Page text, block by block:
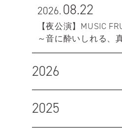
2026.08.22
【夜公演】MUSIC
～音に酔いしれる、
2026
2025